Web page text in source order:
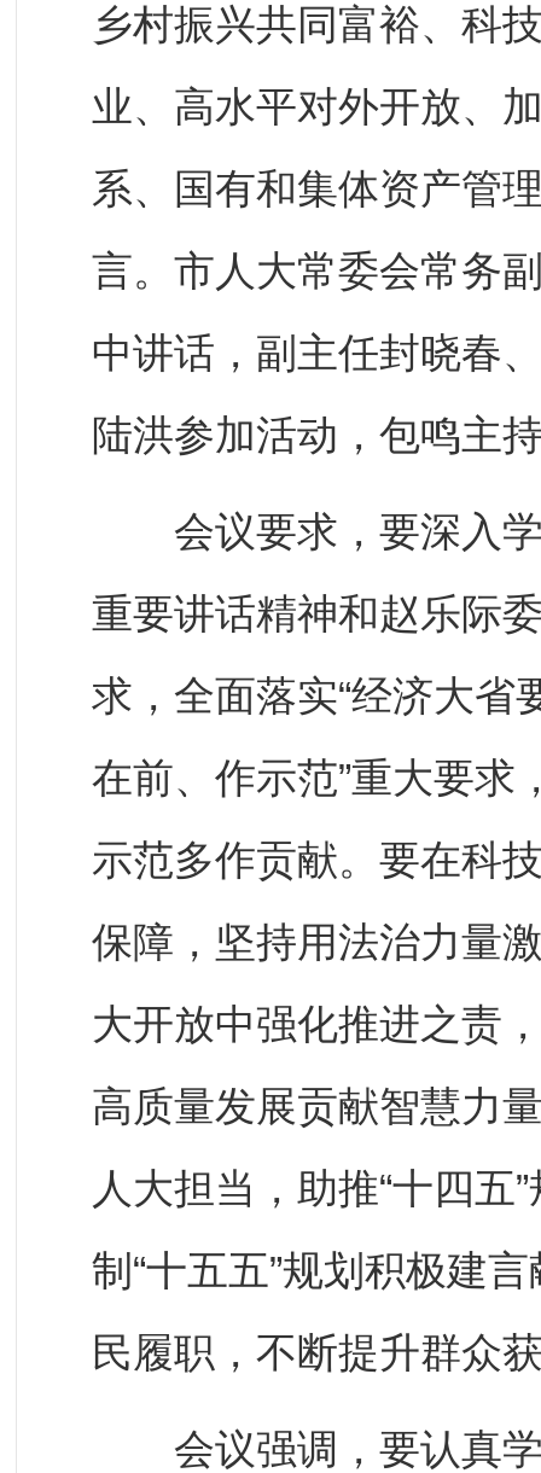
乡村振兴共同富裕、科
业、高水平对外开放、
系、国有和集体资产管
言。市人大常委会常务
中讲话，副主任封晓春
陆洪参加活动，包鸣主
会议要求，要深入学
重要讲话精神和赵乐际
求，全面落实“经济大省
在前、作示范”重大要求
示范多作贡献。要在科
保障，坚持用法治力量
大开放中强化推进之责
高质量发展贡献智慧力
人大担当，助推“十四五
制“十五五”规划积极建
民履职，不断提升群众
会议强调，要认真学